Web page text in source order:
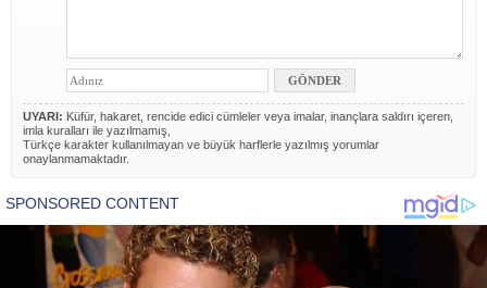
UYARI: Küfür, hakaret, rencide edici cümleler veya imalar, inançlara saldırı içeren,
imla kuralları ile yazılmamış,
Türkçe karakter kullanılmayan ve büyük harflerle yazılmış yorumlar
onaylanmamaktadır.